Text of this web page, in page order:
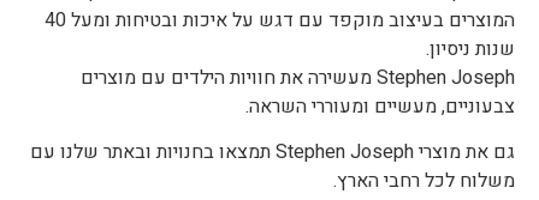
המוצרים בעיצוב מוקפד עם דגש על איכות ובטיחות ומעל 40
שנות ניסיון.
Stephen Joseph מעשירה את חוויות הילדים עם מוצרים
צבעוניים, מעשיים ומעוררי השראה.
גם את מוצרי Stephen Joseph תמצאו בחנויות ובאתר שלנו עם
משלוח לכל רחבי הארץ.